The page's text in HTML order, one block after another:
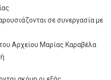
σε συνεργασία με
Αρχείου Μαρίας Καραβέλα